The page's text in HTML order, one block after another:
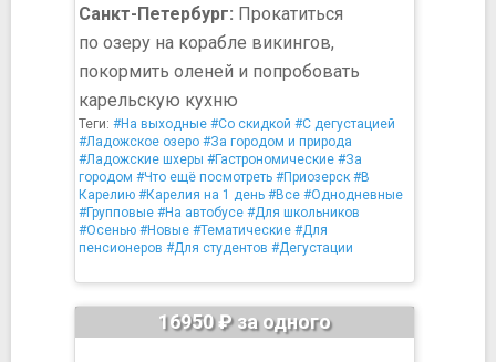
Санкт-Петербург: Прокатиться
по озеру на корабле викингов,
покормить оленей и попробовать
карельскую кухню
Теги: #На выходные #Со скидкой #С дегустацией
#Ладожское озеро #За городом и природа
#Ладожские шхеры #Гастрономические #За
городом #Что ещё посмотреть #Приозерск #В
Карелию #Карелия на 1 день #Все #Однодневные
#Групповые #На автобусе #Для школьников
#Осенью #Новые #Тематические #Для
пенсионеров #Для студентов #Дегустации
16950 ₽ за одного